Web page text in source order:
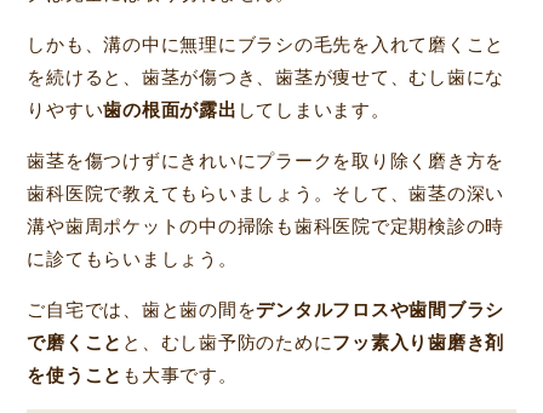
しかも、溝の中に無理にブラシの毛先を入れて磨くこと
を続けると、歯茎が傷つき、歯茎が痩せて、むし歯にな
りやすい歯の根面が露出 してしまいます。
歯茎を傷つけずにきれいにプラークを取り除く磨き方を
歯科医院で教えてもらいましょう。そして、歯茎の深い
溝や歯周ポケットの中の掃除も歯科医院で定期検診の時
に診てもらいましょう。
ご自宅では、歯と歯の間をデンタルフロスや歯間ブラシ
で磨くこと と、むし歯予防のためにフッ素入り歯磨き剤
を使うこと も大事です。